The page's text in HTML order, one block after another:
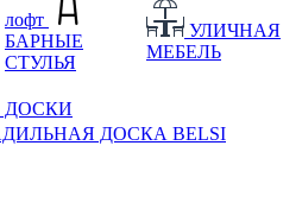
лофт
БАРНЫЕ
СТУЛЬЯ
УЛИЧНАЯ
МЕБЕЛЬ
ДОСКИ
ДОСКА BELSI